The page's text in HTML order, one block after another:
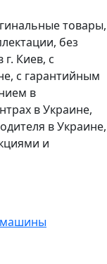
товары,
без
г. Киев, с
с гарантийным
в
в Украине,
в Украине,
и
машины